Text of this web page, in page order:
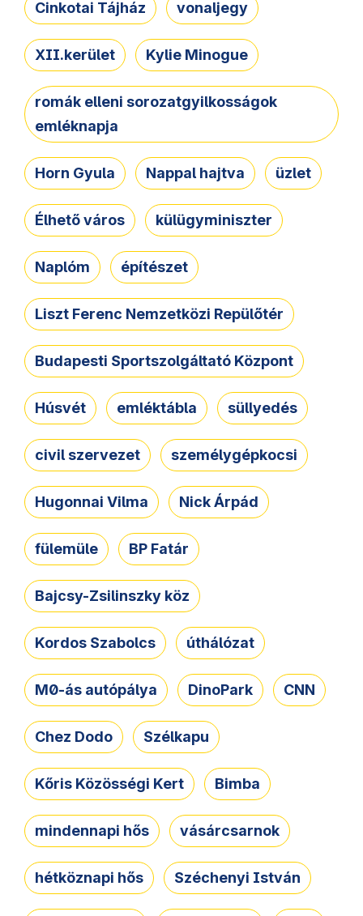
Cinkotai Tájház vonaljegy
XII.kerület Kylie Minogue
romák elleni sorozatgyilkosságok
emléknapja
Horn Gyula Nappal hajtva üzlet
Élhető város külügyminiszter
Naplóm építészet
Liszt Ferenc Nemzetközi Repülőtér
Budapesti Sportszolgáltató Központ
Húsvét emléktábla süllyedés
civil szervezet személygépkocsi
Hugonnai Vilma Nick Árpád
fülemüle BP Fatár
Bajcsy-Zsilinszky köz
Kordos Szabolcs úthálózat
M0-ás autópálya DinoPark CNN
Chez Dodo Szélkapu
Kőris Közösségi Kert Bimba
mindennapi hős vásárcsarnok
hétköznapi hős Széchenyi István